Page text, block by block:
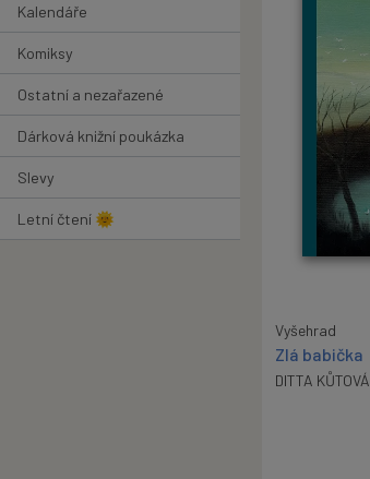
Kalendáře
Komiksy
Ostatní a nezařazené
Dárková knižní poukázka
Slevy
Letní čtení 🌞
Vyšehrad
Zlá babička
DITTA KŮTOVÁ